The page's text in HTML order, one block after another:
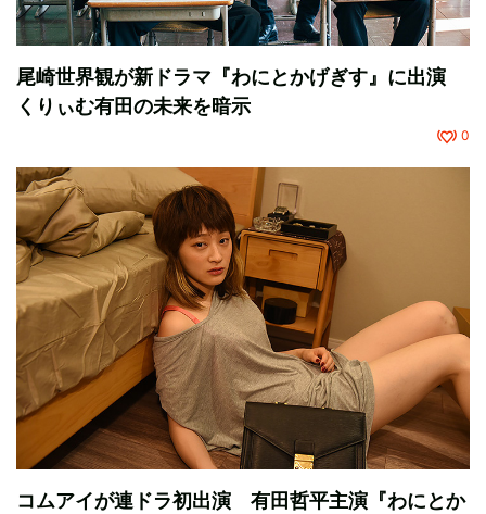
尾崎世界観が新ドラマ『わにとかげぎす』に出演
くりぃむ有田の未来を暗示
0
コムアイが連ドラ初出演 有田哲平主演『わにとか